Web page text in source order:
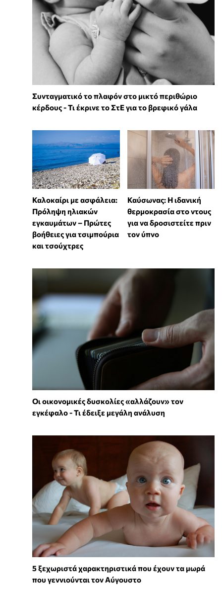
Συνταγματικό το πλαφόν στο μικτό περιθώριο
κέρδους - Τι έκρινε το ΣτΕ για το βρεφικό γάλα
Καλοκαίρι με ασφάλεια:
Πρόληψη ηλιακών
εγκαυμάτων – Πρώτες
βοήθειες για τσιμπούρια
και τσούχτρες
⁠Καύσωνας: Η ιδανική
θερμοκρασία στο ντους
για να δροσιστείτε πριν
τον ύπνο
Οι οικονομικές δυσκολίες «αλλάζουν» τον
εγκέφαλο - Τι έδειξε μεγάλη ανάλυση
5 ξεχωριστά χαρακτηριστικά που έχουν τα μωρά
που γεννιούνται τον Αύγουστο